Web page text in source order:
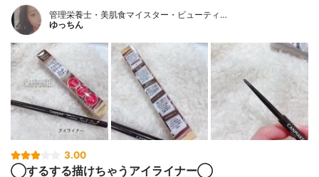
管理栄養士・美肌食マイスター・ビューティ…
ゆっちん
3.00
◯するする描けちゃうアイライナー◯